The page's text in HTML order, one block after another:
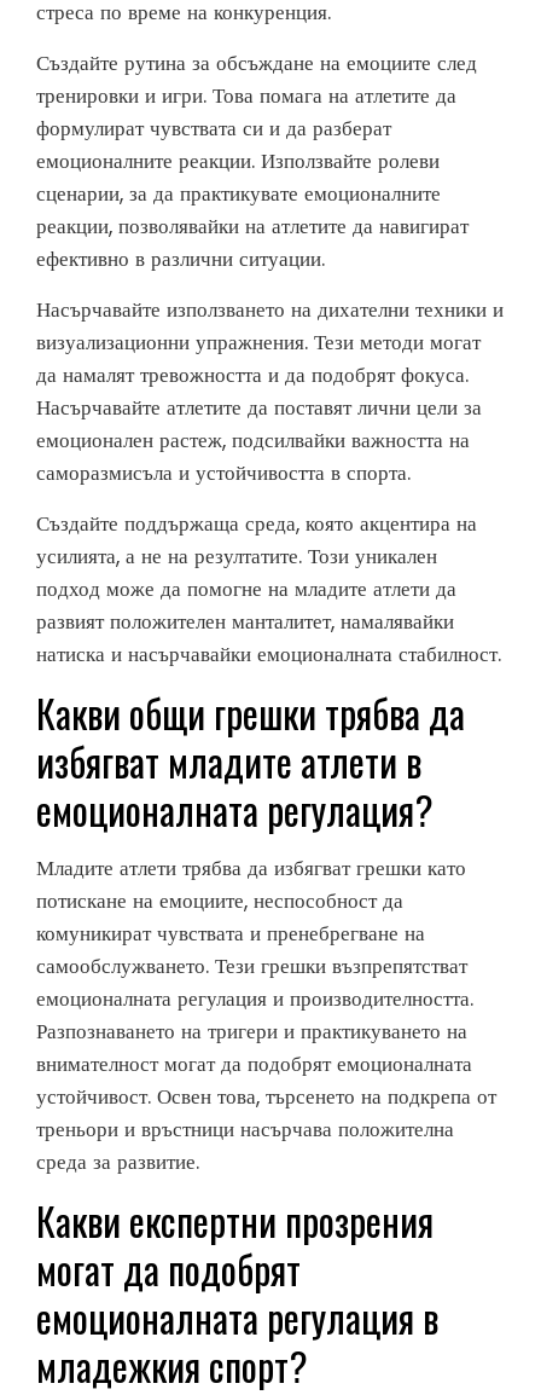
стреса по време на конкуренция.
Създайте рутина за обсъждане на емоциите след
тренировки и игри. Това помага на атлетите да
формулират чувствата си и да разберат
емоционалните реакции. Използвайте ролеви
сценарии, за да практикувате емоционалните
реакции, позволявайки на атлетите да навигират
ефективно в различни ситуации.
Насърчавайте използването на дихателни техники и
визуализационни упражнения. Тези методи могат
да намалят тревожността и да подобрят фокуса.
Насърчавайте атлетите да поставят лични цели за
емоционален растеж, подсилвайки важността на
саморазмисъла и устойчивостта в спорта.
Създайте поддържаща среда, която акцентира на
усилията, а не на резултатите. Този уникален
подход може да помогне на младите атлети да
развият положителен манталитет, намалявайки
натиска и насърчавайки емоционалната стабилност.
Какви общи грешки трябва да
избягват младите атлети в
емоционалната регулация?
Младите атлети трябва да избягват грешки като
потискане на емоциите, неспособност да
комуникират чувствата и пренебрегване на
самообслужването. Тези грешки възпрепятстват
емоционалната регулация и производителността.
Разпознаването на тригери и практикуването на
внимателност могат да подобрят емоционалната
устойчивост. Освен това, търсенето на подкрепа от
треньори и връстници насърчава положителна
среда за развитие.
Какви експертни прозрения
могат да подобрят
емоционалната регулация в
младежкия спорт?